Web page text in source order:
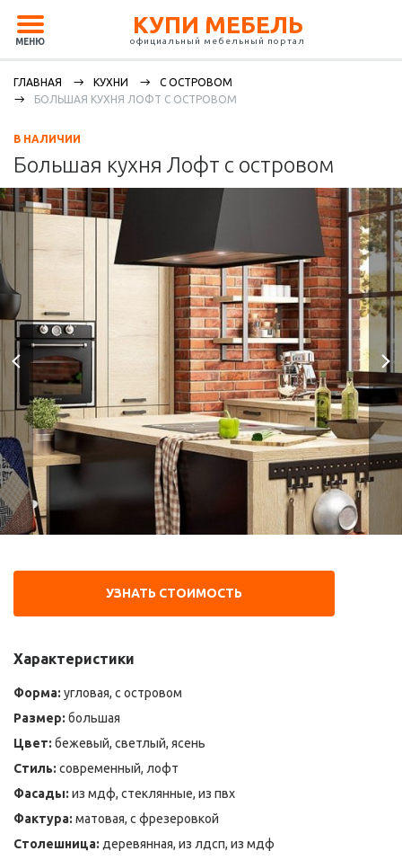
МЕНЮ
КУПИ МЕБЕЛЬ
официальный мебельный портал
ГЛАВНАЯ КУХНИ
С ОСТРОВОМ
БОЛЬШАЯ КУХНЯ ЛОФТ С ОСТРОВОМ
В НАЛИЧИИ
Большая кухня Лофт с островом
УЗНАТЬ СТОИМОСТЬ
Характеристики
Форма: угловая, с островом
Размер: большая
Цвет: бежевый, светлый, ясень
Стиль: современный, лофт
Фасады: из мдф, стеклянные, из пвх
Фактура: матовая, с фрезеровкой
Столешница: деревянная, из лдсп, из мдф